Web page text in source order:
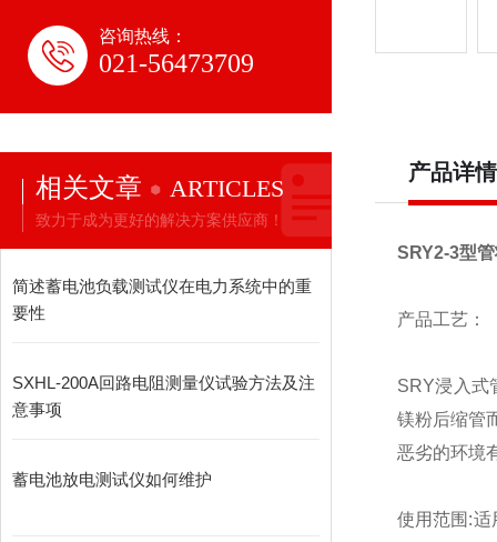
咨询热线：
021-56473709
相关文章 ARTICLES
致力于成为更好的解决方案供应商！
简述蓄电池负载测试仪在电力系统中的重
要性
SXHL-200A回路电阻测量仪试验方法及注
意事项
蓄电池放电测试仪如何维护
产品详情
SRY2-3型
产品工艺：
SRY浸入式
镁粉后缩管
恶劣的环境
使用范围:适